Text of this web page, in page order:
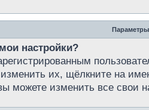
Параметры
настройки?
их, щёлкните на
можете изменить все свои